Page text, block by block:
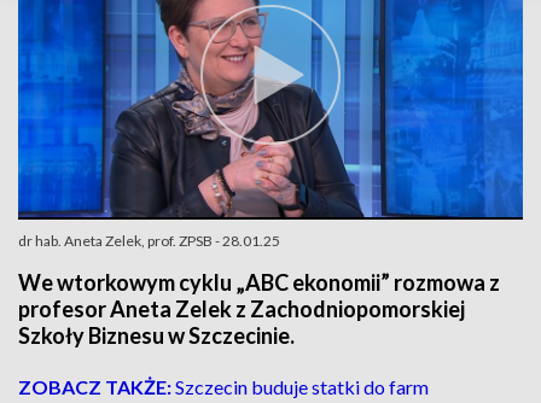
dr hab. Aneta Zelek, prof. ZPSB - 28.01.25
We wtorkowym cyklu „ABC ekonomii” rozmowa z
profesor Aneta Zelek z Zachodniopomorskiej
Szkoły Biznesu w Szczecinie.
ZOBACZ TAKŻE:Szczecin buduje statki do farm